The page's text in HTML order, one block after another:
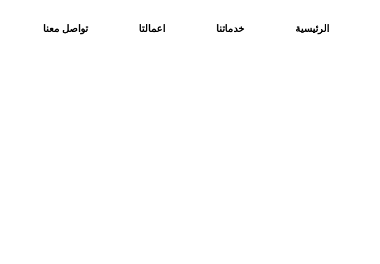
الرئيسية خدماتنا اعمالتا تواصل معنا